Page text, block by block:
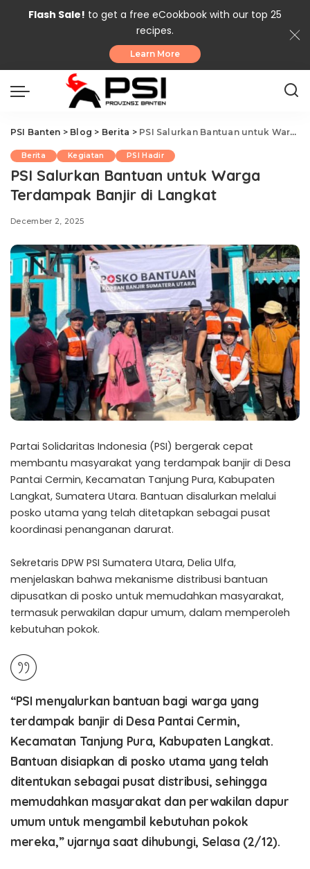
Flash Sale! to get a free eCookbook with our top 25
recipes.
Learn More
PSI Banten > Blog > Berita > PSI Salurkan Bantuan untuk Warga Terdampak Banjir di Langkat
Berita Kegiatan PSI Hadir
PSI Salurkan Bantuan untuk Warga
Terdampak Banjir di Langkat
December 2, 2025
Partai Solidaritas Indonesia (PSI) bergerak cepat
membantu masyarakat yang terdampak banjir di Desa
Pantai Cermin, Kecamatan Tanjung Pura, Kabupaten
Langkat, Sumatera Utara. Bantuan disalurkan melalui
posko utama yang telah ditetapkan sebagai pusat
koordinasi penanganan darurat.
Sekretaris DPW PSI Sumatera Utara, Delia Ulfa,
menjelaskan bahwa mekanisme distribusi bantuan
dipusatkan di posko untuk memudahkan masyarakat,
termasuk perwakilan dapur umum, dalam memperoleh
kebutuhan pokok.
“PSI menyalurkan bantuan bagi warga yang
terdampak banjir di Desa Pantai Cermin,
Kecamatan Tanjung Pura, Kabupaten Langkat.
Bantuan disiapkan di posko utama yang telah
ditentukan sebagai pusat distribusi, sehingga
memudahkan masyarakat dan perwakilan dapur
umum untuk mengambil kebutuhan pokok
mereka,” ujarnya saat dihubungi, Selasa (2/12).